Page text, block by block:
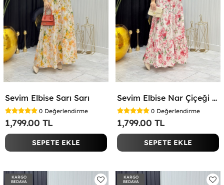
Sevim Elbise Sarı Sarı
0 Değerlendirme
1,799.00 TL
SEPETE EKLE
Sevim Elbise Nar Çiçeği Nar Çiçeği
0 Değerlendirme
1,799.00 TL
SEPETE EKLE
KARGO
BEDAVA
KARGO
BEDAVA